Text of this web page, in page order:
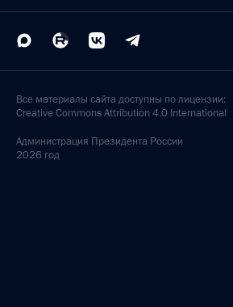
Все материалы сайта доступны по лицензии:
Creative Commons Attribution 4.0 International
Администрация Президента России
2026 год